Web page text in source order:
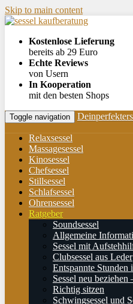
Skip to main content
Kostenlose Lieferung
bereits ab 29 Euro
Echte Reviews
von Usern
In Kooperation
mit den besten Shops
Toggle navigation
Relaxsessel
Massagesessel
Kinosessel
Chefsessel
Stillsessel
Schlafsessel
Ohrensessel
Ratgeber
Soundsessel
Allgemeine
Sessel mit
Clubsessel aus Leder
Entspannte Stunden
Sessel neu
Richtig sitzen
Schwingsessel und